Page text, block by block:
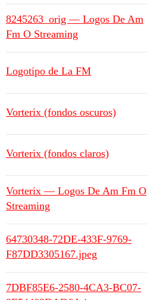
8245263_orig — Logos De Am
Fm O Streaming
Logotipo de La FM
Vorterix (fondos oscuros)
Vorterix (fondos claros)
Vorterix — Logos De Am Fm O
Streaming
64730348-72DE-433F-9769-
F87DD3305167.jpeg
7DBF85E6-2580-4CA3-BC07-